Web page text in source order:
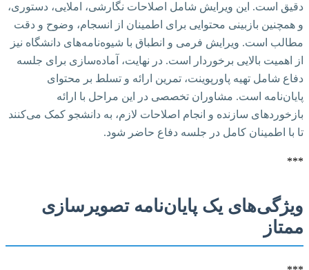
دقیق است. این ویرایش شامل اصلاحات نگارشی، املایی، دستوری،
و همچنین بازبینی محتوایی برای اطمینان از انسجام، وضوح و دقت
مطالب است. ویرایش فرمی و انطباق با شیوه‌نامه‌های دانشگاه نیز
از اهمیت بالایی برخوردار است. در نهایت، آماده‌سازی برای جلسه
دفاع شامل تهیه پاورپوینت، تمرین ارائه و تسلط بر محتوای
پایان‌نامه است. مشاوران تخصصی در این مراحل با ارائه
بازخوردهای سازنده و انجام اصلاحات لازم، به دانشجو کمک می‌کنند
تا با اطمینان کامل در جلسه دفاع حاضر شود.
***
ویژگی‌های یک پایان‌نامه تصویرسازی
ممتاز